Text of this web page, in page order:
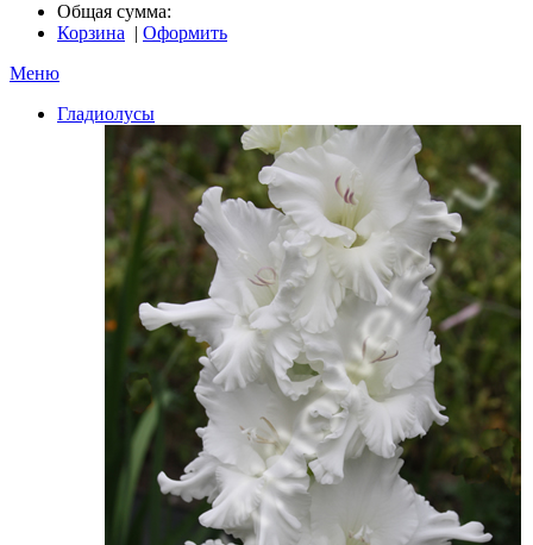
Общая сумма:
Корзина | Оформить
Меню
Гладиолусы